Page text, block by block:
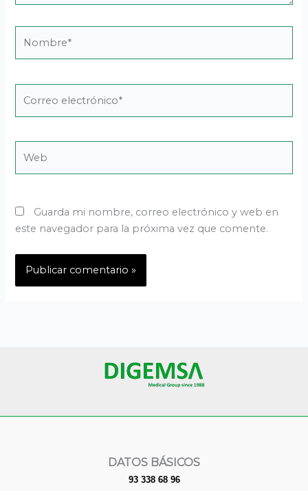
electrónico*
Guarda mi nombre, correo electrónico y web en
este navegador para la próxima vez que comente.
DATOS BÁSICOS
93 338 68 96